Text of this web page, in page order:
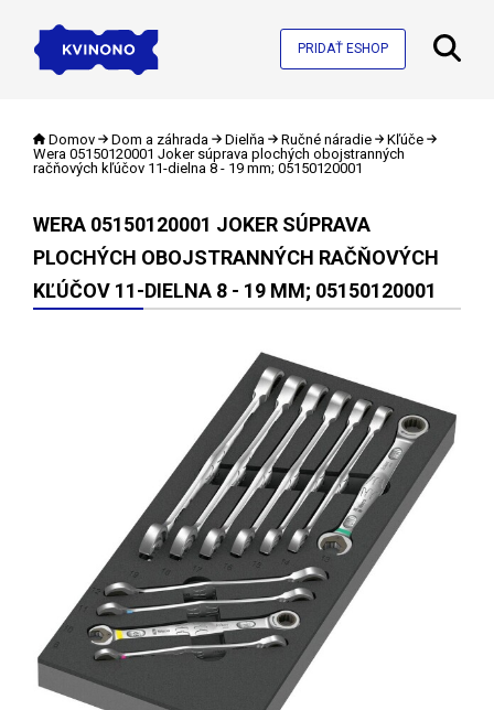
PRIDAŤ ESHOP
Domov Dom a záhrada Dielňa Ručné náradie
Kľúče
Wera 05150120001 Joker súprava plochých obojstranných
račňových kľúčov 11-dielna 8 - 19 mm; 05150120001
WERA 05150120001 JOKER SÚPRAVA
PLOCHÝCH OBOJSTRANNÝCH RAČŇOVÝCH
KĽÚČOV 11-DIELNA 8 - 19 MM; 05150120001